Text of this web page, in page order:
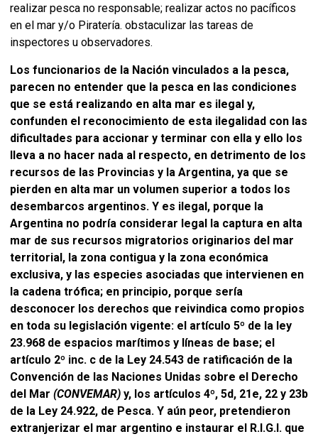
realizar pesca no responsable; realizar actos no pacíficos
en el mar y/o Piratería. obstaculizar las tareas de
inspectores u observadores.
Los funcionarios de la Nación vinculados a la pesca,
parecen no entender que la pesca en las condiciones
que se está realizando en alta mar es ilegal y,
confunden el reconocimiento de esta ilegalidad con las
dificultades para accionar y terminar con ella y ello los
lleva a no hacer nada al respecto, en detrimento de los
recursos de las Provincias y la Argentina, ya que se
pierden en alta mar un volumen superior a todos los
desembarcos argentinos. Y es ilegal, porque la
Argentina no podría considerar legal la captura en alta
mar de sus recursos migratorios originarios del mar
territorial, la zona contigua y la zona económica
exclusiva, y las especies asociadas que intervienen en
la cadena trófica; en principio, porque sería
desconocer los derechos que reivindica como propios
en toda su legislación vigente: el artículo 5º de la ley
23.968 de espacios marítimos y líneas de base; el
artículo 2º inc. c de la Ley 24.543 de ratificación de la
Convención de las Naciones Unidas sobre el Derecho
del Mar (CONVEMAR) y, los artículos 4º, 5d, 21e, 22 y 23b
de la Ley 24.922, de Pesca. Y aún peor, pretendieron
extranjerizar el mar argentino e instaurar el R.I.G.I. que